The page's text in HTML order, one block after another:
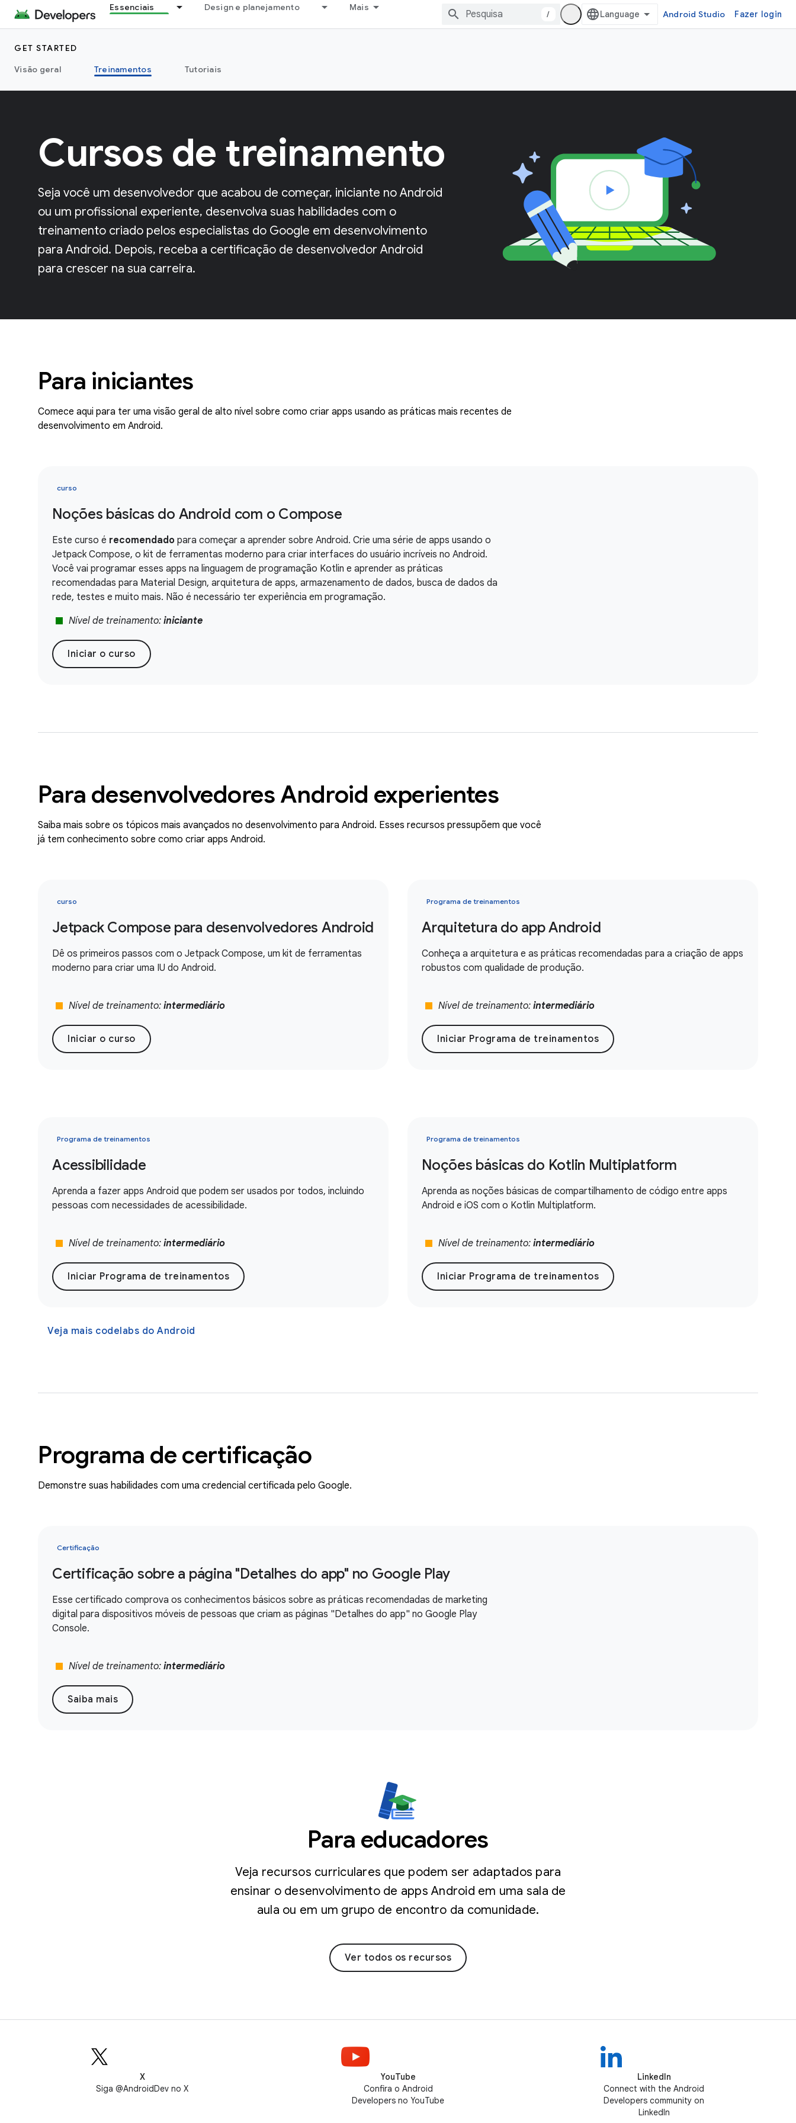
Essenciais Design e planejamento Mais
/ Android Studio Fazer login
GET STARTED
Visão geral
Treinamentos Tutoriais
Cursos de treinamento
Seja você um desenvolvedor que acabou de começar, iniciante no Android
ou um profissional experiente, desenvolva suas habilidades com o
treinamento criado pelos especialistas do Google em desenvolvimento
para Android. Depois, receba a certificação de desenvolvedor Android
para crescer na sua carreira.
Para iniciantes
Comece aqui para ter uma visão geral de alto nível sobre como criar apps usando as práticas mais recentes de
desenvolvimento em Android.
curso
Noções básicas do Android com o Compose
Este curso é recomendado para começar a aprender sobre Android. Crie uma série de apps usando o
Jetpack Compose, o kit de ferramentas moderno para criar interfaces do usuário incríveis no Android.
Você vai programar esses apps na linguagem de programação Kotlin e aprender as práticas
recomendadas para Material Design, arquitetura de apps, armazenamento de dados, busca de dados da
rede, testes e muito mais. Não é necessário ter experiência em programação.
stop Nível de treinamento: iniciante
Iniciar o curso
Para desenvolvedores Android experientes
Saiba mais sobre os tópicos mais avançados no desenvolvimento para Android. Esses recursos pressupõem que você
já tem conhecimento sobre como criar apps Android.
curso
Jetpack Compose para desenvolvedores Android
Dê os primeiros passos com o Jetpack Compose, um kit de ferramentas
moderno para criar uma IU do Android.
stop Nível de treinamento: intermediário
Iniciar o curso
Programa de treinamentos
Arquitetura do app Android
Conheça a arquitetura e as práticas recomendadas para a criação de apps
robustos com qualidade de produção.
stop Nível de treinamento: intermediário
Iniciar Programa de treinamentos
Programa de treinamentos
Acessibilidade
Aprenda a fazer apps Android que podem ser usados por todos, incluindo
pessoas com necessidades de acessibilidade.
stop Nível de treinamento: intermediário
Iniciar Programa de treinamentos
Programa de treinamentos
Noções básicas do Kotlin Multiplatform
Aprenda as noções básicas de compartilhamento de código entre apps
Android e iOS com o Kotlin Multiplatform.
stop Nível de treinamento: intermediário
Iniciar Programa de treinamentos
Veja mais codelabs do Android
Programa de certificação
Demonstre suas habilidades com uma credencial certificada pelo Google.
Certificação
Certificação sobre a página "Detalhes do app" no Google Play
Esse certificado comprova os conhecimentos básicos sobre as práticas recomendadas de marketing
digital para dispositivos móveis de pessoas que criam as páginas "Detalhes do app" no Google Play
Console.
stop Nível de treinamento: intermediário
Saiba mais
Para educadores
Veja recursos curriculares que podem ser adaptados para
ensinar o desenvolvimento de apps Android em uma sala de
aula ou em um grupo de encontro da comunidade.
Ver todos os recursos
X
Siga @AndroidDev no X
YouTube
Confira o Android
Developers no YouTube
LinkedIn
Connect with the Android
Developers community on
LinkedIn